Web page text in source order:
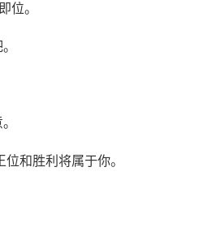
位。
和胜利将属于你。